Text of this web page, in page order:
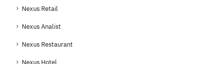
Nexus Retail
Nexus Analist
Nexus Restaurant